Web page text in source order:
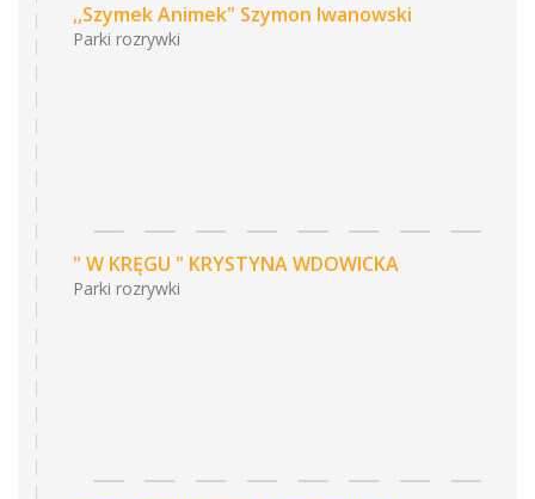
,,Szymek Animek" Szymon Iwanowski
Parki rozrywki
" W KRĘGU " KRYSTYNA WDOWICKA
Parki rozrywki